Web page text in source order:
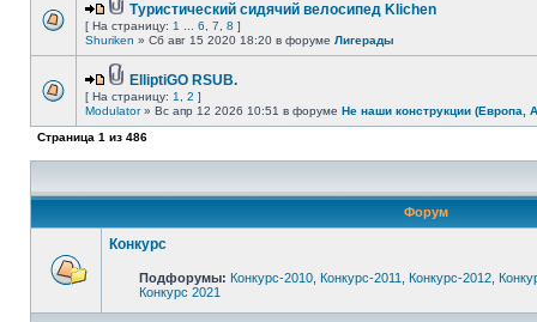
Туристический сидячий велосипед Klichen
[ На страницу: 1 6 7 8 ]
Shuriken » Сб авг 15 2020 18:20 в форуме Лигерады
ElliptiGO RSUB.
[ На страницу: 1 2 ]
Modulator» Вс апр 12 2026 10:51 в форуме Не наши конструкции (Европа,
Страница 1 из 486
Форум
Конкурс
Подфорумы: Конкурс-2010 Конкурс-2011 Конкурс-2012
Конкурс 2021